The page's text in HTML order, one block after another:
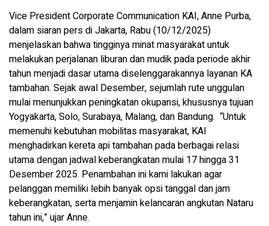
Vice President Corporate Communication KAI, Anne Purba,
dalam siaran pers di Jakarta, Rabu (10/12/2025)
menjelaskan bahwa tingginya minat masyarakat untuk
melakukan perjalanan liburan dan mudik pada periode akhir
tahun menjadi dasar utama diselenggarakannya layanan KA
tambahan. Sejak awal Desember, sejumlah rute unggulan
mulai menunjukkan peningkatan okupansi, khususnya tujuan
Yogyakarta, Solo, Surabaya, Malang, dan Bandung. “Untuk
memenuhi kebutuhan mobilitas masyarakat, KAI
menghadirkan kereta api tambahan pada berbagai relasi
utama dengan jadwal keberangkatan mulai 17 hingga 31
Desember 2025. Penambahan ini kami lakukan agar
pelanggan memiliki lebih banyak opsi tanggal dan jam
keberangkatan, serta menjamin kelancaran angkutan Nataru
tahun ini,” ujar Anne.